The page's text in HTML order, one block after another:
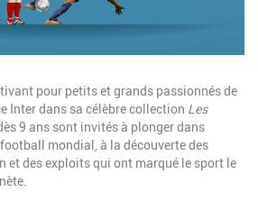
pour petits et grands passionnés de
Inter dans sa célèbre collection Les
9 ans sont invités à plonger dans
mondial, à la découverte des
et des exploits qui ont marqué le sport le